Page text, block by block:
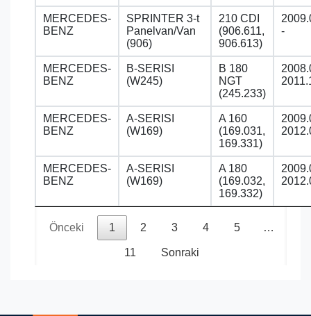
MERCEDES-
BENZ
SPRINTER 3-t
Panelvan/Van
(906)
210 CDI
(906.611,
906.613)
-
MERCEDES-
BENZ
B-SERISI
(W245)
B 180
NGT
(245.233)
MERCEDES-
BENZ
A-SERISI
(W169)
A 160
(169.031,
169.331)
MERCEDES-
BENZ
A-SERISI
(W169)
A 180
(169.032,
169.332)
Önceki 1 2 3 4 5 …
11 Sonraki